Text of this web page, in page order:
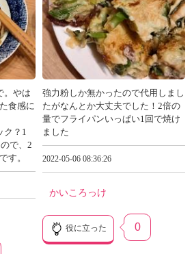
。やは
食感に
ク？1
で、2
す。
強力粉しか無かったので代用しまし
たがなんとか大丈夫でした！2倍の
量でフライパンいっぱい1回で焼け
ました
2022-05-06 08:36:26
かいころっけ
役に立った 0